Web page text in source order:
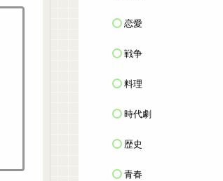
恋愛
戦争
料理
時代劇
歴史
青春